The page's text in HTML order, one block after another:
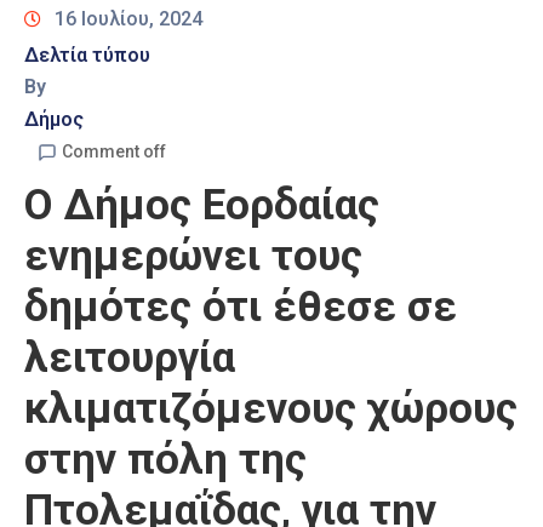
16 Ιουλίου, 2024
Δελτία τύπου
By
Δήμος
Comment off
Ο Δήμος Εορδαίας
ενημερώνει τους
δημότες ότι έθεσε σε
λειτουργία
κλιματιζόμενους χώρους
στην πόλη της
Πτολεμαΐδας, για την